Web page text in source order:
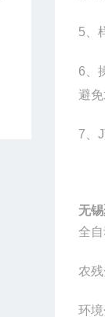
5
6
避
7
无
全
农
环